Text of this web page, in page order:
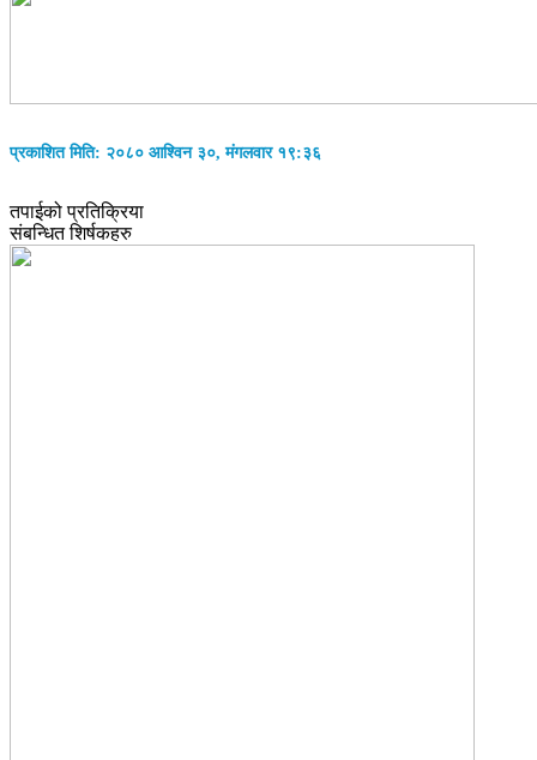
प्रकाशित मिति: २०८० आश्विन ३०, मंगलवार १९:३६
तपाईको प्रतिक्रिया
संबन्धित शिर्षकहरु